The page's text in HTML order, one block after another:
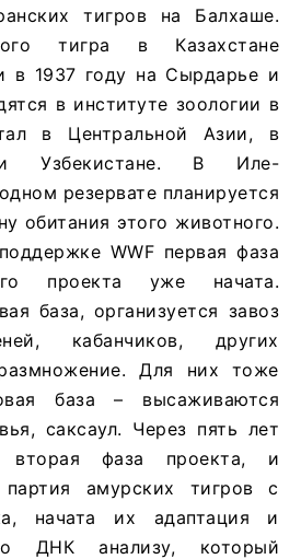
тигров на Балхаше.
тигра в Казахстане
в 1937 году на Сырдарье и
в институте зоологии в
в Центральной Азии, в
и Узбекистане. В Иле-
резервате планируется
обитания этого животного.
WWF первая фаза
проекта уже начата.
база, организуется завоз
кабанчиков, других
Для них тоже
база – высаживаются
саксаул. Через пять лет
вторая фаза проекта, и
партия амурских тигров с
начата их адаптация и
ДНК анализу, который